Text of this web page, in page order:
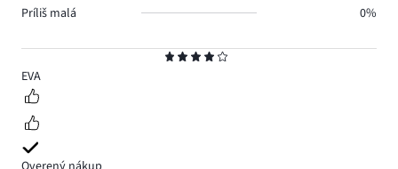
4
EVA
Príliš malá
0%